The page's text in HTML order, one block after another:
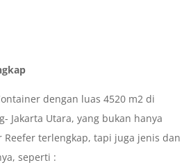
dengan luas 4520 m2 di
Jakarta Utara, yang bukan hanya
terlengkap, tapi juga jenis dan
seperti :